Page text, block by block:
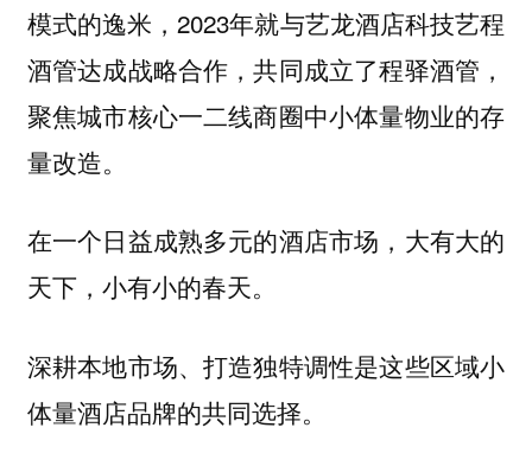
模式的逸米，2023年就与艺龙酒店科技艺程
酒管达成战略合作，共同成立了程驿酒管，
聚焦城市核心一二线商圈中小体量物业的存
量改造。
在一个日益成熟多元的酒店市场，大有大的
天下，小有小的春天。
深耕本地市场、打造独特调性是这些区域小
体量酒店品牌的共同选择。